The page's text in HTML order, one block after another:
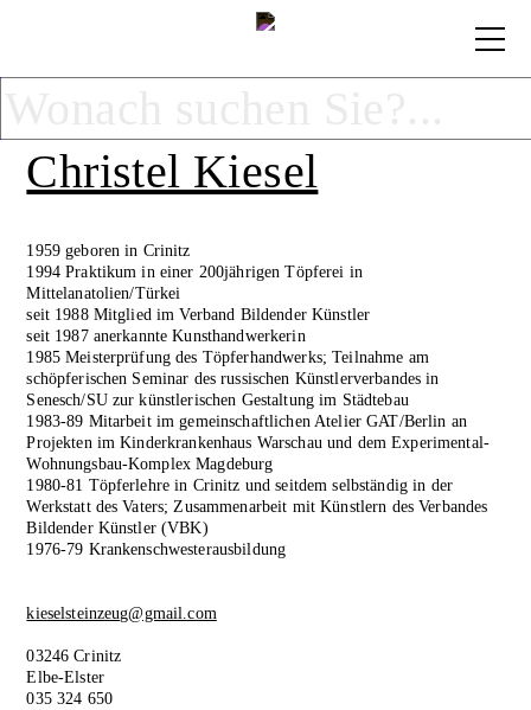
Christel Kiesel
1959 geboren in Crinitz
1994 Praktikum in einer 200jährigen Töpferei in
Mittelanatolien/Türkei
seit 1988 Mitglied im Verband Bildender Künstler
seit 1987 anerkannte Kunsthandwerkerin
1985 Meisterprüfung des Töpferhandwerks; Teilnahme am
schöpferischen Seminar des russischen Künstlerverbandes in
Senesch/SU zur künstlerischen Gestaltung im Städtebau
1983-89 Mitarbeit im gemeinschaftlichen Atelier GAT/Berlin an
Projekten im Kinderkrankenhaus Warschau und dem Experimental-
Wohnungsbau-Komplex Magdeburg
1980-81 Töpferlehre in Crinitz und seitdem selbständig in der
Werkstatt des Vaters; Zusammenarbeit mit Künstlern des Verbandes
Bildender Künstler (VBK)
1976-79 Krankenschwesterausbildung
kieselsteinzeug@gmail.com
03246 Crinitz
Elbe-Elster
035 324 650